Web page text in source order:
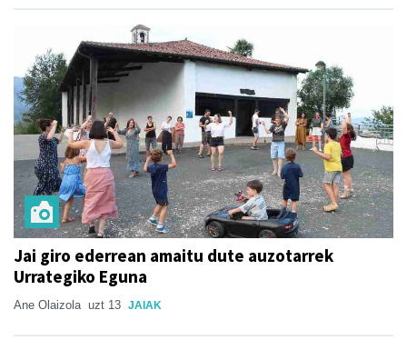
Jai giro ederrean amaitu dute auzotarrek
Urrategiko Eguna
Ane Olaizola uzt 13 JAIAK